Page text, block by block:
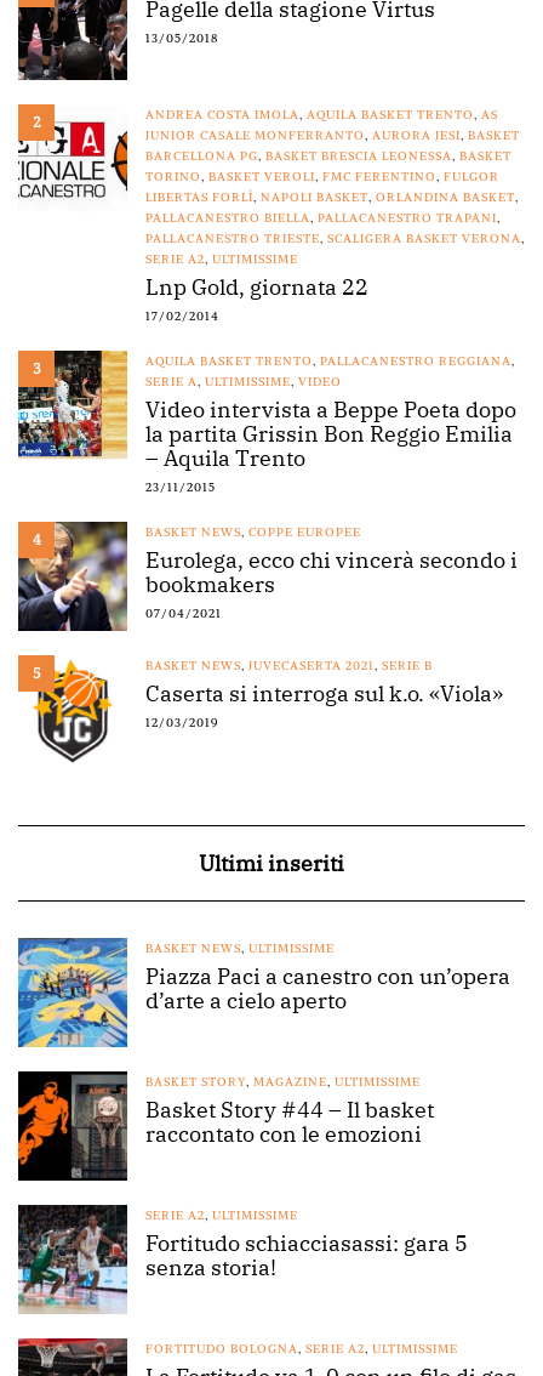
Pagelle della stagione Virtus
13/05/2018
2 ANDREA COSTA IMOLA, AQUILA BASKET TRENTO, AS
JUNIOR CASALE MONFERRANTO, AURORA JESI, BASKET
BARCELLONA PG, BASKET BRESCIA LEONESSA, BASKET
TORINO, BASKET VEROLI, FMC FERENTINO, FULGOR
LIBERTAS FORLÌ, NAPOLI BASKET, ORLANDINA BASKET,
PALLACANESTRO BIELLA, PALLACANESTRO TRAPANI,
PALLACANESTRO TRIESTE, SCALIGERA BASKET VERONA,
SERIE A2, ULTIMISSIME
Lnp Gold, giornata 22
17/02/2014
3 AQUILA BASKET TRENTO, PALLACANESTRO REGGIANA,
SERIE A, ULTIMISSIME, VIDEO
Video intervista a Beppe Poeta dopo
la partita Grissin Bon Reggio Emilia
– Aquila Trento
23/11/2015
4 BASKET NEWS, COPPE EUROPEE
Eurolega, ecco chi vincerà secondo i
bookmakers
07/04/2021
5 BASKET NEWS, JUVECASERTA 2021, SERIE B
Caserta si interroga sul k.o. «Viola»
12/03/2019
Ultimi inseriti
BASKET NEWS, ULTIMISSIME
Piazza Paci a canestro con un’opera
d’arte a cielo aperto
BASKET STORY, MAGAZINE, ULTIMISSIME
Basket Story #44 – Il basket
raccontato con le emozioni
SERIE A2, ULTIMISSIME
Fortitudo schiacciasassi: gara 5
senza storia!
FORTITUDO BOLOGNA, SERIE A2, ULTIMISSIME